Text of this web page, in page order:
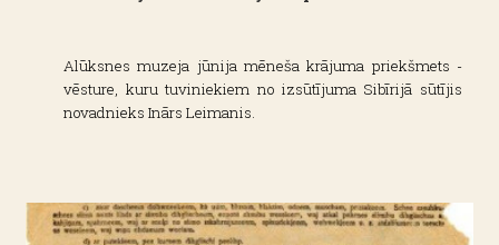
Alūksnes muzeja jūnija mēneša krājuma priekšmets -
vēsture, kuru tuviniekiem no izsūtījuma Sibīrijā sūtījis
novadnieks Inārs Leimanis.